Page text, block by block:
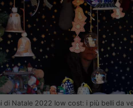
di Natale 2022 low cost: i più belli da